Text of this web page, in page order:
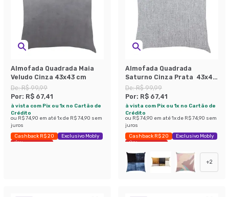
Almofada Quadrada Maia
Veludo Cinza 43x43 cm
De:R$ 99,99
Por: R$ 67,41
à vista com Pix ou 1x no Cartão de
Crédito
ou R$ 74,90 em até1x de R$ 74,90 sem
juros
Cashback R$ 20
Exclusivo Mobly
Últimas peças
Almofada Quadrada
Saturno Cinza Prata 43x43
cm
De:R$ 99,99
Por: R$ 67,41
à vista com Pix ou 1x no Cartão de
Crédito
ou R$ 74,90 em até1x de R$ 74,90 sem
juros
Cashback R$ 20
Exclusivo Mobly
Últimas peças
+2